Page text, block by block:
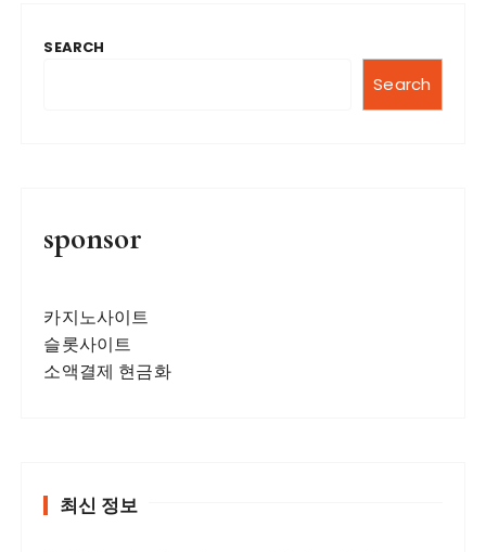
SEARCH
Search
sponsor
카지노사이트
슬롯사이트
소액결제 현금화
최신 정보